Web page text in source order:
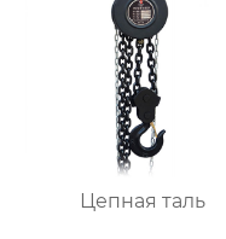
Цепная таль